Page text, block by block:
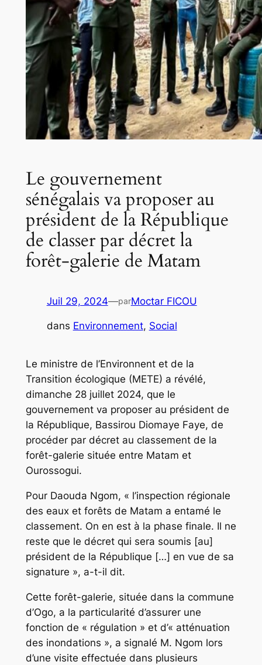
Le gouvernement
sénégalais va proposer au
président de la République
de classer par décret la
forêt-galerie de Matam
Juil 29, 2024—parMoctar FICOU
dans Environnement, Social
Le ministre de l’Environnent et de la
Transition écologique (METE) a révélé,
dimanche 28 juillet 2024, que le
gouvernement va proposer au président de
la République, Bassirou Diomaye Faye, de
procéder par décret au classement de la
forêt-galerie située entre Matam et
Ourossogui.
Pour Daouda Ngom, « l’inspection régionale
des eaux et forêts de Matam a entamé le
classement. On en est à la phase finale. Il ne
reste que le décret qui sera soumis [au]
président de la République […] en vue de sa
signature », a-t-il dit.
Cette forêt-galerie, située dans la commune
d’Ogo, a la particularité d’assurer une
fonction de « régulation » et d’« atténuation
des inondations », a signalé M. Ngom lors
d’une visite effectuée dans plusieurs